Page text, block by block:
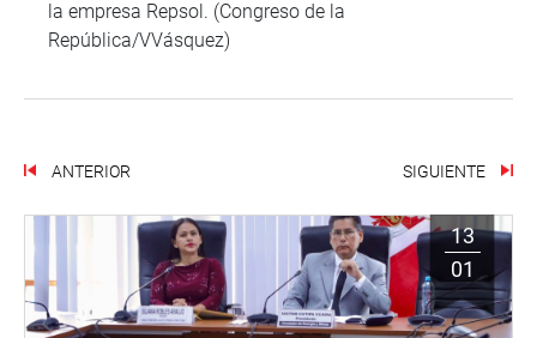
la empresa Repsol. (Congreso de la
República/VVásquez)
ANTERIOR SIGUIENTE
13
01